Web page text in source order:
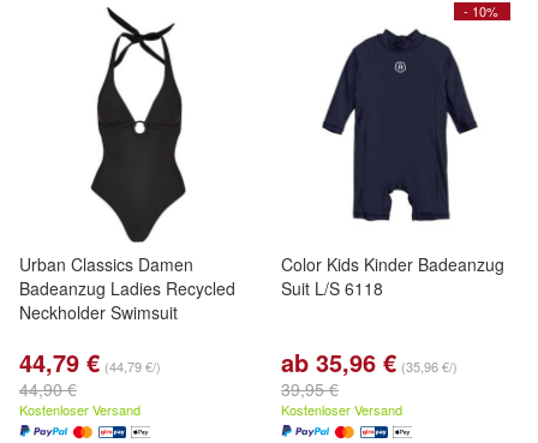
Urban Classics Damen
Badeanzug Ladies Recycled
Neckholder Swimsuit
44,79 € (44,79 €/)
44,90 €
Kostenloser Versand
- 10%
Color Kids Kinder Badeanzug
Suit L/S 6118
ab 35,96 € (35,96 €/)
39,95 €
Kostenloser Versand